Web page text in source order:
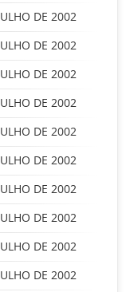
DE 2002
DE 2002
DE 2002
DE 2002
DE 2002
DE 2002
DE 2002
DE 2002
DE 2002
DE 2002